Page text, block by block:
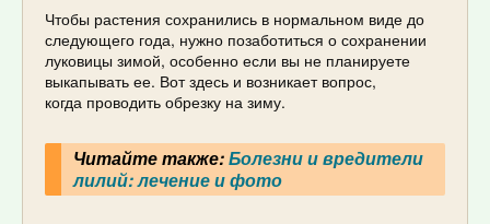
Чтобы растения сохранились в нормальном виде до
следующего года, нужно позаботиться о сохранении
луковицы зимой, особенно если вы не планируете
выкапывать ее. Вот здесь и возникает вопрос,
когда проводить обрезку на зиму.
Читайте также:Болезни и вредители
лилий: лечение и фото